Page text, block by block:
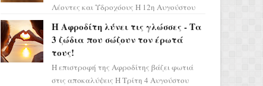
Λέοντες και Υδροχόους Η 12η Αυγούστου
χάους, καθώς η Ηλια...
Η Αφροδίτη λύνει τις γλώσσες - Τα
3 ζώδια που σώζουν τον έρωτά
τους!
Η επιστροφή της Αφροδίτης βάζει φωτιά
στις αποκαλύψεις Η Τρίτη 4 Αυγούστου